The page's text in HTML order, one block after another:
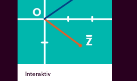
Interaktiv